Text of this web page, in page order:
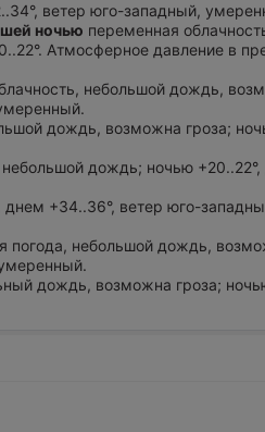
ветер юго-западный,
ночью переменная
Атмосферное давление в
небольшой дождь,
дождь, возможна гроза;
небольшой дождь; ночью
днем +34..36°, ветер юго-
погода, небольшой дождь,
дождь, возможна гроза;